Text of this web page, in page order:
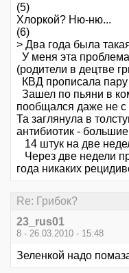
(5)
Хлоркой? Ню-ню...
(6)
> Два года была
У меня эта
(родители в децтве
КВД прописала
Зашел по пьяни в
пообщался даже не с
Та заглянула в
антибиотик - большие
14 штук на две
Через две недели
года никаких
Re: Грибок?
23_rus01
8 - 26.03.2010 - 15:48
Зеленкой надо